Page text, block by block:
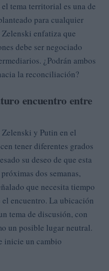
tema territorial es una de
para cualquier
enfatiza que
debe ser negociado
¿Podrán ambos
la reconciliación?
encuentro entre
y Putin en el
tener diferentes grados
su deseo de que esta
dos semanas,
que necesita tiempo
el encuentro. La ubicación
tema de discusión, con
un posible lugar neutral.
inicie un cambio